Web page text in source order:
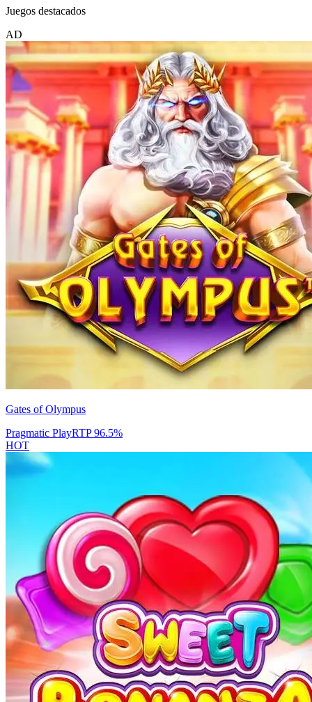
Juegos destacados
AD
Gates of Olympus
Pragmatic PlayRTP96.5%
HOT